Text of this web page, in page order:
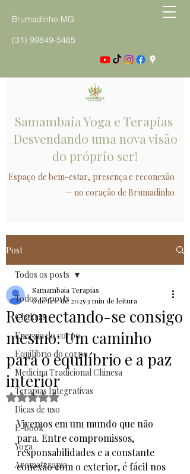
Brumadinho MG
(31) 99849-5465
Samambaia Yoga e Terapias
Desvendando uma nova visão
do próprio ser!
Espaço de bem-estar, presença e reconexão
— no coração de Brumadinho
Post
Todos os posts
Chakras
Energia do corpo
Equilíbrio do corpo
Medicina Tradicional Chinesa
Terapias Integrativas
Dicas de uso
E-book
Yoga
Aromaterapia
Todos os posts
Reconectando-se consigo
mesmo: Um caminho
para o equilíbrio e a paz
interior
Samambaia Terapias
6 de fev. de 2025 3 min de leitura
Avaliado com NaN de 5 estrelas.
Vivemos em um mundo que não
para. Entre compromissos,
responsabilidades e a constante
conexão com o exterior, é fácil nos